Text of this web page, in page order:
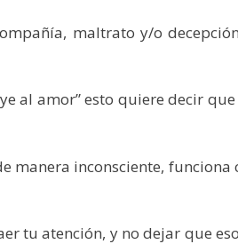
maltrato y/o
al amor” esto quiere decir
inconsciente,
tu atención, y no dejar que